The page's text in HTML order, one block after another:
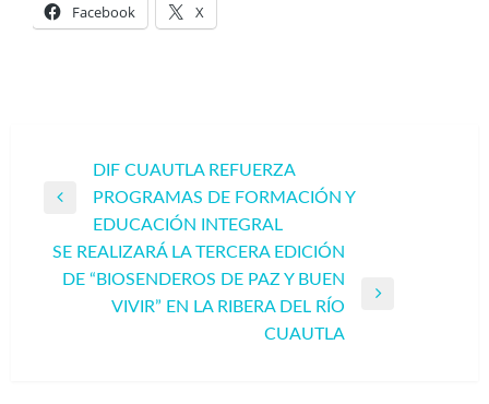
Facebook X
Navegación
de
entradas
Entrada
anterior
DIF CUAUTLA REFUERZA
PROGRAMAS DE FORMACIÓN Y
EDUCACIÓN INTEGRAL
SE REALIZARÁ LA TERCERA EDICIÓN
DE “BIOSENDEROS DE PAZ Y BUEN
VIVIR” EN LA RIBERA DEL RÍO
CUAUTLA